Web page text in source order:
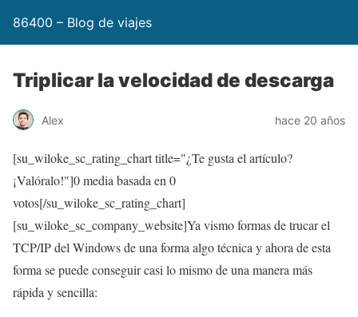
86400 – Blog de viajes
Triplicar la velocidad de descarga
Alex hace 20 años
[su_wiloke_sc_rating_chart title="¿Te gusta el artículo?
¡Valóralo!"]0media basada en 0
votos[/su_wiloke_sc_rating_chart]
[su_wiloke_sc_company_website]Ya vismo formas de trucar el
TCP/IP del Windows de una forma algo técnica y ahora de esta
forma se puede conseguir casi lo mismo de una manera más
rápida y sencilla: